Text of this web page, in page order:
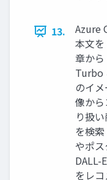
13.
Azure
本文
章か
Turbo
のイ
像か
り扱
を検
やポ
DALL-
をレ